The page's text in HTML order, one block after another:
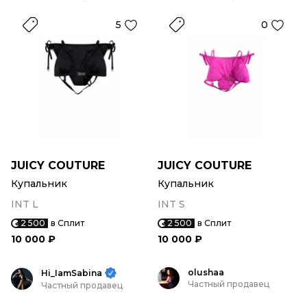
5
JUICY COUTURE
Купальник
INT L
2 500 в Сплит
10 000 ₽
0
JUICY COUTURE
Купальник
INT S
2 500 в Сплит
10 000 ₽
Hi_IamSabina
Частный продавец
olushaa
Частный продавец